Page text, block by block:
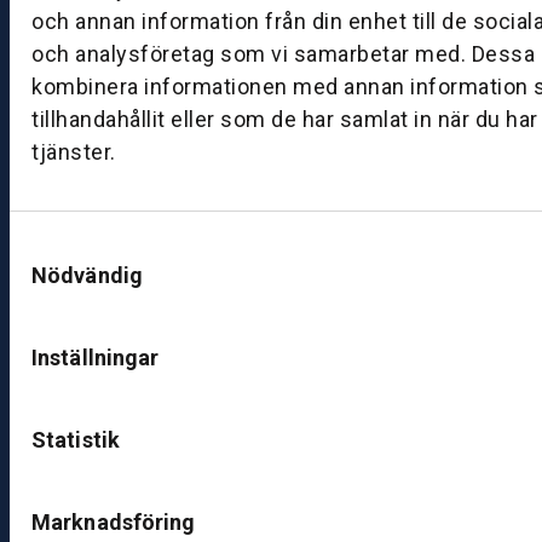
och annan information från din enhet till de
och analysföretag som vi samarbetar med. Dessa
kombinera informationen med annan information
tillhandahållit eller som de har samlat in när du
tjänster.
Nödvändig
Inställningar
Statistik
Marknadsföring
ån
g
–
fr
d
g:
0
1
0